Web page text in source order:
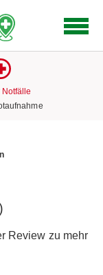
Link
zur
Notfälle
Review zu mehr